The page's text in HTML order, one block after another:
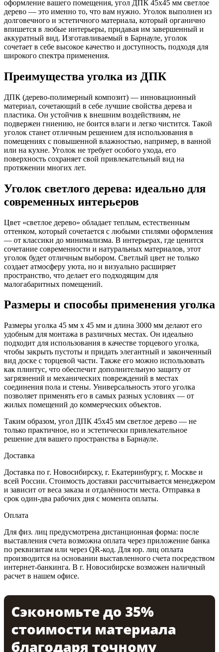
оформление вашего помещения, угол ДПК 45x45 мм светлое
дерево — это именно то, что вам нужно. Уголок выполнен из
долговечного и эстетичного материала, который органично
впишется в любые интерьеры, придавая им завершенный и
аккуратный вид. Изготавливаемый в Барнауле, уголок
сочетает в себе высокое качество и доступность, подходя для
широкого спектра применения.
Преимущества уголка из ДПК
ДПК (дерево-полимерный композит) — инновационный
материал, сочетающий в себе лучшие свойства дерева и
пластика. Он устойчив к внешним воздействиям, не
подвержен гниению, не боится влаги и легко чистится. Такой
уголок станет отличным решением для использования в
помещениях с повышенной влажностью, например, в ванной
или на кухне. Уголок не требует особого ухода, его
поверхность сохраняет свой привлекательный вид на
протяжении многих лет.
Уголок светлого дерева: идеально для
современных интерьеров
Цвет «светлое дерево» обладает теплым, естественным
оттенком, который сочетается с любыми стилями оформления
— от классики до минимализма. В интерьерах, где ценится
сочетание современности и натуральных материалов, этот
уголок будет отличным выбором. Светлый цвет не только
создает атмосферу уюта, но и визуально расширяет
пространство, что делает его подходящим для
малогабаритных помещений.
Размеры и способы применения уголка
Размеры уголка 45 мм x 45 мм и длина 3000 мм делают его
удобным для монтажа в различных местах. Он идеально
подходит для использования в качестве торцевого уголка,
чтобы закрыть пустоты и придать элегантный и законченный
вид доске с торцевой части. Также его можно использовать
как плинтус, что обеспечит дополнительную защиту от
загрязнений и механических повреждений в местах
соединения пола и стены. Универсальность этого уголка
позволяет применять его в самых разных условиях — от
жилых помещений до коммерческих объектов.
Таким образом, угол ДПК 45x45 мм светлое дерево — не
только практичное, но и эстетически привлекательное
решение для вашего пространства в Барнауле.
Доставка
Доставка по г. Новосибирску, г. Екатеринбургу, г. Москве и
всей России. Стоимость доставки рассчитывается менеджером
и зависит от веса заказа и отдалённости места. Отправка в
срок один-два рабочих дня с момента оплаты.
Оплата
Для физ. лиц предусмотрена дистанционная форма: после
выставления счета возможна оплата через приложение банка
по реквизитам или через QR-код. Для юр. лиц оплата
производится на основании выставленного счета посредством
интернет-банкинга. В г. Новосибирске возможен наличный
расчет в нашем офисе.
Сэкономьте до 35%
стоимости материала
благодаря точному